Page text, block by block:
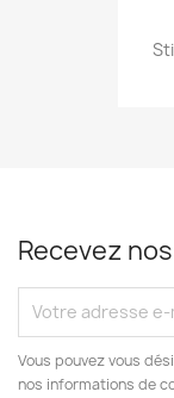
Recevez
Vous pouvez vous
nos informations de